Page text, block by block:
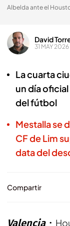
Albelda ante el
David
31 MAY 2026
La cuarta
un día
del fútbol
Mestalla se
CF de Lim
data del
Compartir
Valencia